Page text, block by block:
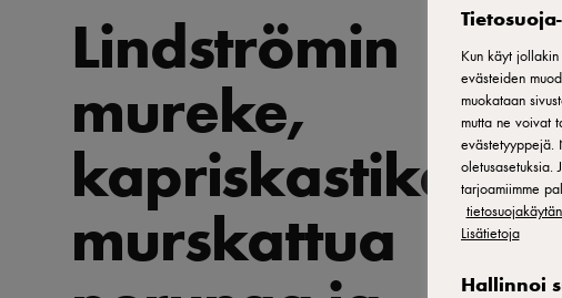
Lindströmin
mureke,
kapriskastiketta,
murskattua
Kun käyt
evästeiden
muokataan
mutta ne voivat
evästetyyppejä.
oletusasetuksia.
tarjoamiimme
Lisätietoja
Hallinnoi